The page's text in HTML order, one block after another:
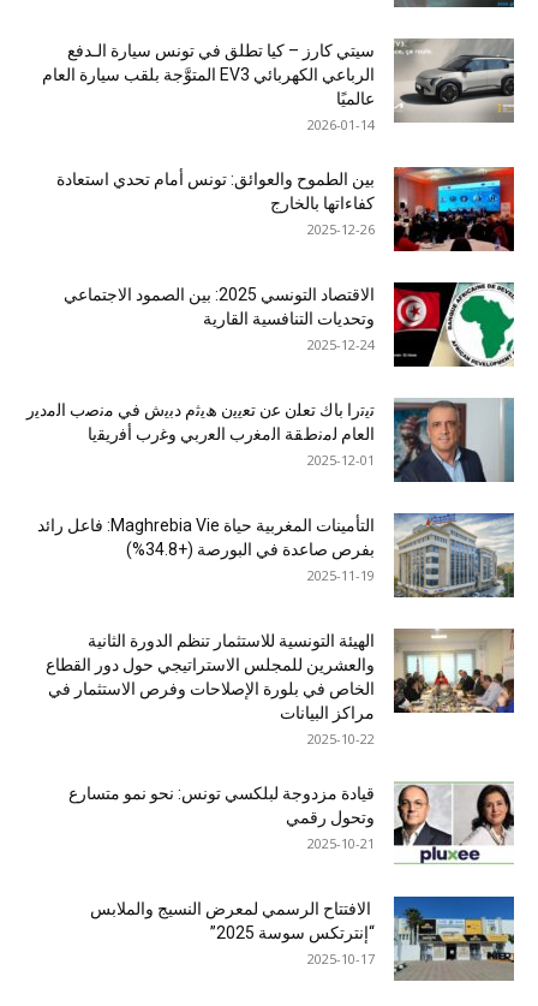
سيتي كارز – كيا تطلق في تونس سيارة الـدفع
الرباعي الكهربائي EV3 المتوَّجة بلقب سيارة العام
عالميًا
2026-01-14
بين الطموح والعوائق: تونس أمام تحدي استعادة
كفاءاتها بالخارج
2025-12-26
الاقتصاد التونسي 2025: بين الصمود الاجتماعي
وتحديات التنافسية القارية
2025-12-24
ﺗﯾﺗرا ﺑﺎك ﺗﻌﻠن ﻋن ﺗﻌﯾﯾن ھﯾﺛم دﺑﯾش ﻓﻲ ﻣﻧﺻب اﻟﻣدﯾر
اﻟﻌﺎم ﻟﻣﻧطﻘﺔ اﻟﻣﻐرب اﻟﻌرﺑﻲ وﻏرب أﻓرﯾﻘﯾﺎ
2025-12-01
التأمينات المغربية حياة Maghrebia Vie: فاعل رائد
بفرص صاعدة في البورصة (+34.8%)
2025-11-19
الهيئة التونسية للاستثمار تنظم الدورة الثانية
والعشرين للمجلس الاستراتيجي حول دور القطاع
الخاص في بلورة الإصلاحات وفرص الاستثمار في
مراكز البيانات
2025-10-22
قيادة مزدوجة لبلكسي تونس: نحو نمو متسارع
وتحول رقمي
2025-10-21
الافتتاح الرسمي لمعرض النسيج والملابس
“إنترتكس سوسة 2025”
2025-10-17